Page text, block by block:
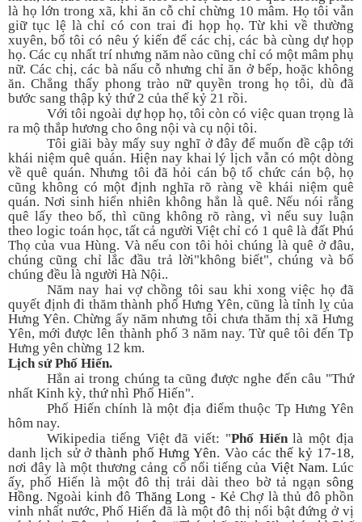
là họ lớn trong xã, khi ăn cỗ chỉ chừng 10 mâm. Họ tôi vẫn
giữ tục lệ là chỉ có con trai đi họp họ. Từ khi về thường
xuyên, bố tôi có nêu ý kiến để các chị, các bà cùng dự họp
họ. Các cụ nhất trí nhưng năm nào cũng chỉ có một mâm phụ
nữ. Các chị, các bà nấu cỗ nhưng chỉ ăn ở bếp, hoặc không
ăn. Chẳng thấy phong trào nữ quyền trong họ tôi, dù đã
bước sang thập kỷ thứ 2 của thế kỷ 21 rồi.
Với tôi ngoài dự họp họ, tôi còn có việc quan trọng là
ra mộ thắp hương cho ông nội và cụ nội tôi.
Tôi giãi bày mấy suy nghĩ ở đây để muốn đề cập tới
khái niệm quê quán. Hiện nay khai lý lịch vẫn có một dòng
về quê quán. Nhưng tôi đã hỏi cán bộ tổ chức cán bộ, họ
cũng không có một định nghĩa rõ ràng về khái niệm quê
quán. Nơi sinh hiển nhiên không hẳn là quê. Nếu nói rằng
quê lấy theo bố, thì cũng không rõ ràng, vì nếu suy luận
theo logic toán học, tất cả người Việt chỉ có 1 quê là đất Phú
Thọ của vua Hùng. Và nếu con tôi hỏi chúng là quê ở đâu,
chúng cũng chỉ lắc đầu trả lời"không biết", chúng và bố
chúng đều là người Hà Nội..
Năm nay hai vợ chồng tôi sau khi xong việc họ đã
quyết định đi thăm thành phố Hưng Yên, cũng là tỉnh lỵ của
Hưng Yên. Chừng ấy năm nhưng tôi chưa thăm thị xã Hưng
Yên, mới được lên thành phố 3 năm nay. Từ quê tôi đến Tp
Hưng yên chừng 12 km.
Lịch sử Phố Hiến.
Hẳn ai trong chúng ta cũng được nghe đến câu "Thứ
nhất Kinh kỳ, thứ nhì Phố Hiến".
Phố Hiến chính là một địa điểm thuộc Tp Hưng Yên
hôm nay.
Wikipedia tiếng Việt đã viết: "Phố Hiến là một địa
danh lịch sử ở thành phố Hưng Yên. Vào các thế kỷ 17-18,
nơi đây là một thương cảng cổ nổi tiếng của Việt Nam. Lúc
ấy, phố Hiến là một đô thị trải dài theo bờ tả ngạn sông
Hồng. Ngoài kinh đô Thăng Long - Kẻ Chợ là thủ đô phồn
vinh nhất nước, Phố Hiến đã là một đô thị nổi bật đứng ở vị